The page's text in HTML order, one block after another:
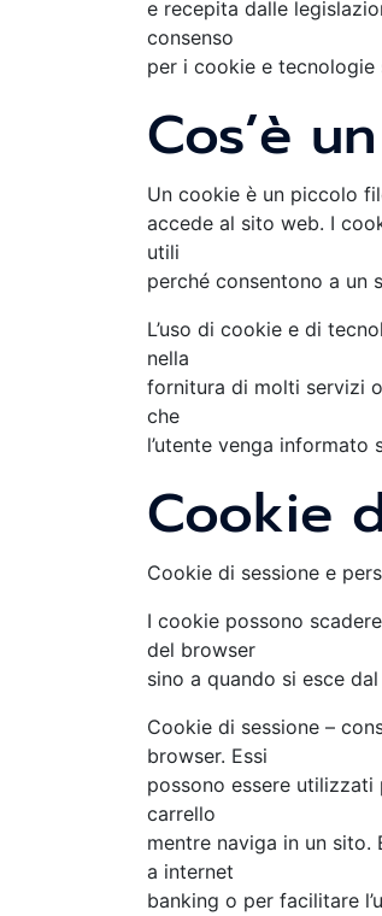
e recepita dalle
consenso
per i cookie e tecnologie
Cos’è
Un cookie è un piccolo
accede al sito web. I
utili
perché consentono a un
L’uso di cookie e di
nella
fornitura di molti servizi
che
l’utente venga
Cookie
Cookie di sessione e
I cookie possono
del browser
sino a quando si esce
Cookie di sessione –
browser. Essi
possono essere
carrello
mentre naviga in un
a internet
banking o per facilitare